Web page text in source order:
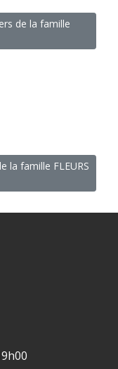
de la famille
la famille FLEURS